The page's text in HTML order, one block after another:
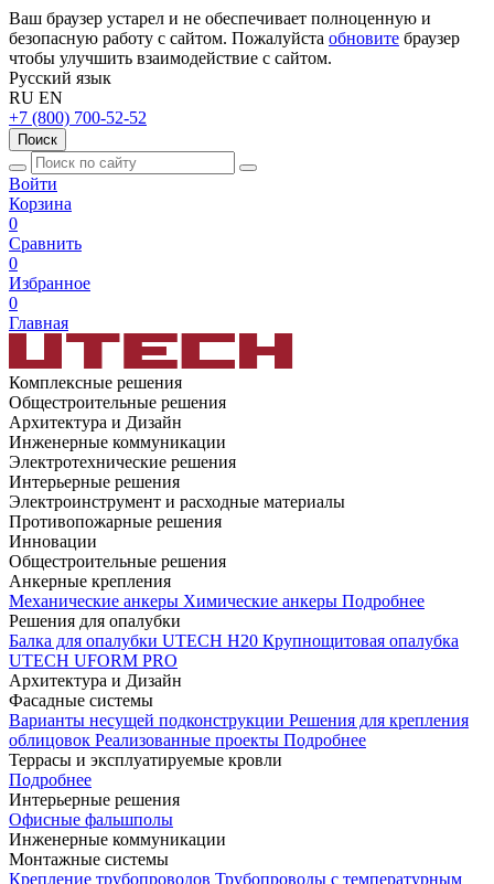
Ваш браузер устарел и не обеспечивает полноценную и
безопасную работу с сайтом. Пожалуйста обновите браузер
чтобы улучшить взаимодействие с сайтом.
Русский язык
RU EN
+7 (800) 700-52-52
Поиск
Войти
Корзина
0
Сравнить
0
Избранное
0
Главная
Комплексные решения
Общестроительные решения
Архитектура и Дизайн
Инженерные коммуникации
Электротехнические решения
Интерьерные решения
Электроинструмент и расходные материалы
Противопожарные решения
Инновации
Общестроительные решения
Анкерные крепления
Механические анкеры Химические анкеры Подробнее
Решения для опалубки
Балка для опалубки UTECH H20 Крупнощитовая опалубка
UTECH UFORM PRO
Архитектура и Дизайн
Фасадные системы
Варианты несущей подконструкции Решения для крепления
облицовок Реализованные проекты Подробнее
Террасы и эксплуатируемые кровли
Подробнее
Интерьерные решения
Офисные фальшполы
Инженерные коммуникации
Монтажные системы
Крепление трубопроводов Трубопроводы с температурным